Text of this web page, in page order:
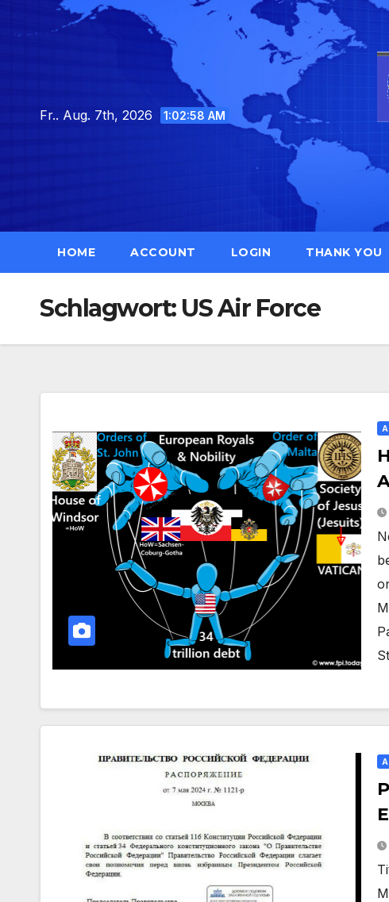
Fr.. Aug. 7th, 2026 1:02:59 AM
HOME ACCOUNT LOGIN THANK YOU
Schlagwort: US Air Force